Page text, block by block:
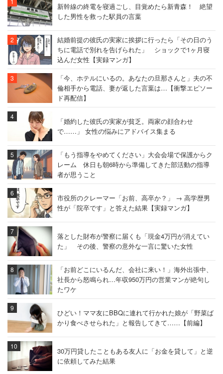
新幹線の終電を寝過ごし、目覚めたら新青森！ 絶望
した男性を救った駅員の言葉
結婚前提の彼氏の実家に挨拶に行ったら「その日のう
ちに電話で別れを告げられた」 ショックで1ヶ月寝
込んだ女性【実録マンガ】
「今、ホテルにいるの。あなたの旦那さんと」夫の不
倫相手から電話、妻が返した言葉は…【衝撃エピソー
ド再配信】
「婚約した彼氏の実家が貧乏。両家の顔合わせ
で……」 女性の悩みにアドバイス集まる
「もう指導をやめてください」大会会場で保護からク
レーム 休日も朝6時から準備してきた部活動の指導
者が思うこと
市役所のクレーマー「お前、高卒か？」 → 高学歴男
性が「院卒です」と答えた結果【実録マンガ】
落とした財布が警察に届くも「現金4万円が消えてい
た」 その後、警察の意外な一言に驚いた女性
「お前どこにいるんだ、会社に来い！」海外出張中、
社長から怒鳴られ…年収950万円の営業マンが絶句し
たワケ
ひどい！ママ友にBBQに連れて行かれた娘が「野菜ば
かり食べさせられた」と報告してきて……【前編】
30万円貸したこともある友人に「お金を貸して」と逆
に依頼してみた結果